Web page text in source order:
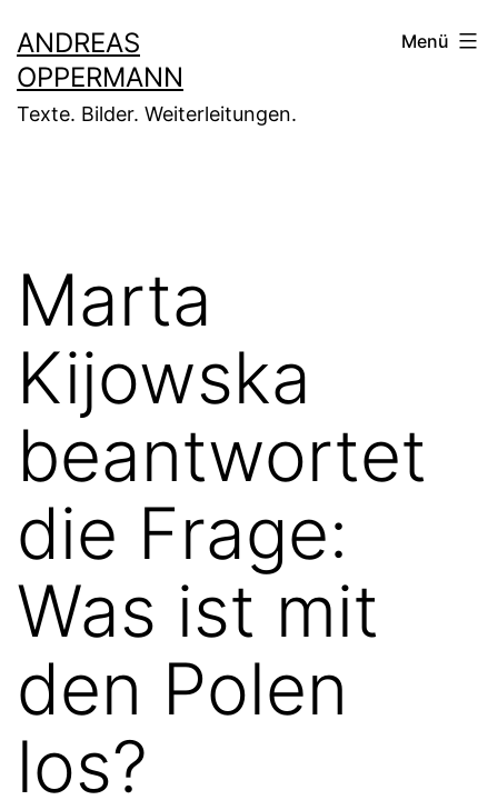
Inhalt
springen
ANDREAS
OPPERMANN
Texte. Bilder. Weiterleitungen.
Menü
Marta
Kijowska
beantwortet
die Frage:
Was ist mit
den Polen
los?